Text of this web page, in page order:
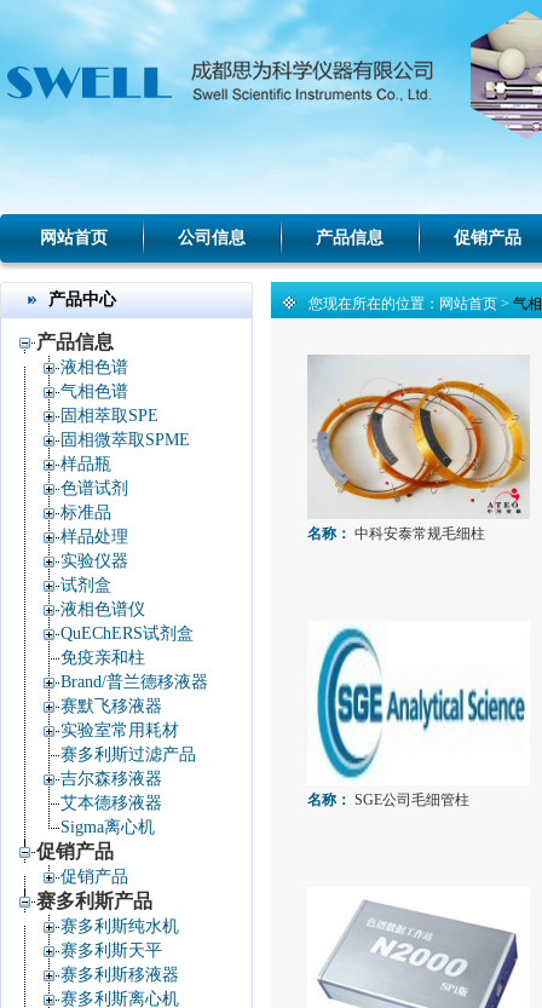
网站首页 公司信息 产品信息 促销产品
产品中心
产品信息
液相色谱
气相色谱
固相萃取SPE
固相微萃取SPME
样品瓶
色谱试剂
标准品
样品处理
实验仪器
试剂盒
液相色谱仪
QuEChERS试剂盒
免疫亲和柱
Brand/普兰德移液器
赛默飞移液器
实验室常用耗材
赛多利斯过滤产品
吉尔森移液器
艾本德移液器
Sigma离心机
促销产品
促销产品
赛多利斯产品
赛多利斯纯水机
赛多利斯天平
赛多利斯移液器
赛多利斯离心机
您现在所在的位置： 网站首页 > 气
名称： 中科安泰常规毛细柱
名称： SGE公司毛细管柱